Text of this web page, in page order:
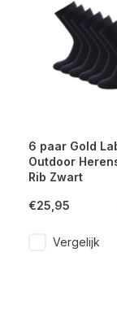
6 paar Gold
Outdoor
Rib Zwart
€25,95
Vergelijk